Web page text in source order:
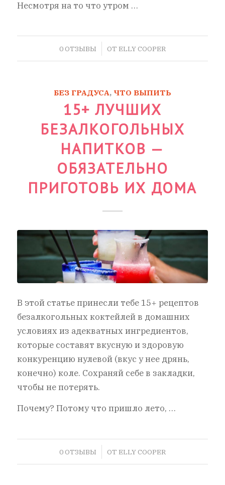
Несмотря на то что утром …
0 ОТЗЫВЫ
/ ОТ ELLY COOPER
БЕЗ ГРАДУСА, ЧТО ВЫПИТЬ
15+ ЛУЧШИХ
БЕЗАЛКОГОЛЬНЫХ
НАПИТКОВ —
ОБЯЗАТЕЛЬНО
ПРИГОТОВЬ ИХ ДОМА
В этой статье принесли тебе 15+ рецептов
безалкогольных коктейлей в домашних
условиях из адекватных ингредиентов,
которые составят вкусную и здоровую
конкуренцию нулевой (вкус у нее дрянь,
конечно) коле. Сохраняй себе в закладки,
чтобы не потерять.
Почему? Потому что пришло лето, …
0 ОТЗЫВЫ
/ ОТ ELLY COOPER